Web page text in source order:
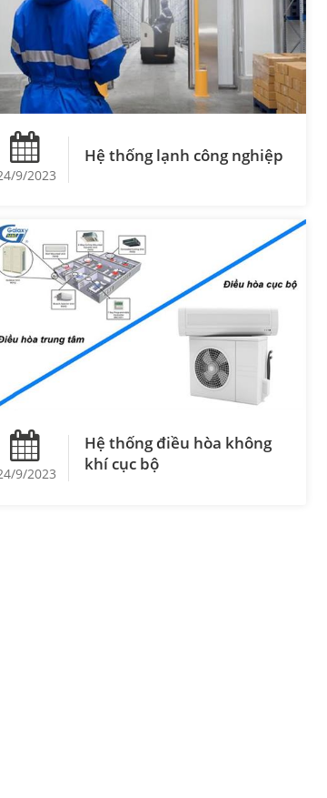
9/2023
Hệ thống lạnh công nghiệp
9/2023
Hệ thống điều hòa không
khí cục bộ